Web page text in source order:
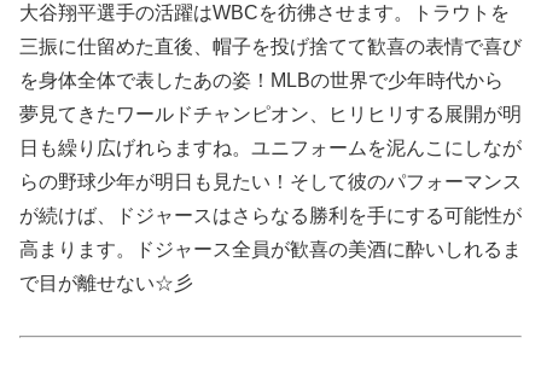
大谷翔平選手の活躍はWBCを彷彿させます。トラウトを
三振に仕留めた直後、帽子を投げ捨てて歓喜の表情で喜び
を身体全体で表したあの姿！MLBの世界で少年時代から
夢見てきたワールドチャンピオン、ヒリヒリする展開が明
日も繰り広げれらますね。ユニフォームを泥んこにしなが
らの野球少年が明日も見たい！そして彼のパフォーマンス
が続けば、ドジャースはさらなる勝利を手にする可能性が
高まります。ドジャース全員が歓喜の美酒に酔いしれるま
で目が離せない☆彡